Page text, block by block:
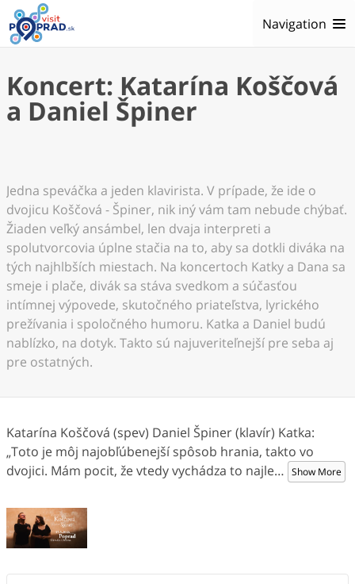
Navigation
Koncert: Katarína Koščová
a Daniel Špiner
Jedna speváčka a jeden klavirista. V prípade, že ide o
dvojicu Koščová - Špiner, nik iný vám tam nebude chýbať.
Žiaden veľký ansámbel, len dvaja interpreti a
spolutvorcovia úplne stačia na to, aby sa dotkli diváka na
tých najhlbších miestach. Na koncertoch Katky a Dana sa
smeje i plače, divák sa stáva svedkom a súčasťou
intímnej výpovede, skutočného priateľstva, lyrického
prežívania i spoločného humoru. Katka a Daniel budú
nablízko, na dotyk. Takto sú najuveriteľnejší pre seba aj
pre ostatných.
Katarína Koščová (spev) Daniel Špiner (klavír) Katka:
„Toto je môj najobľúbenejší spôsob hrania, takto vo
dvojici. Mám pocit, že vtedy vychádza to najle… Show More